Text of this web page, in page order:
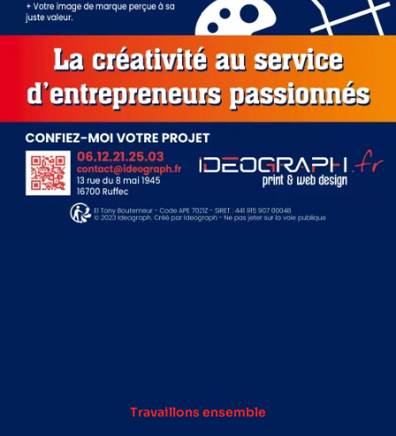
Travaillons ensemble